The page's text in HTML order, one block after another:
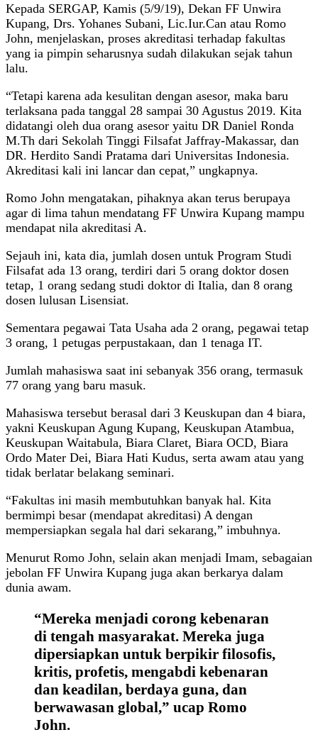
Kepada SERGAP, Kamis (5/9/19), Dekan FF Unwira
Kupang, Drs. Yohanes Subani, Lic.Iur.Can atau Romo
John, menjelaskan, proses akreditasi terhadap fakultas
yang ia pimpin seharusnya sudah dilakukan sejak tahun
lalu.
“Tetapi karena ada kesulitan dengan asesor, maka baru
terlaksana pada tanggal 28 sampai 30 Agustus 2019. Kita
didatangi oleh dua orang asesor yaitu DR Daniel Ronda
M.Th dari Sekolah Tinggi Filsafat Jaffray-Makassar, dan
DR. Herdito Sandi Pratama dari Universitas Indonesia.
Akreditasi kali ini lancar dan cepat,” ungkapnya.
Romo John mengatakan, pihaknya akan terus berupaya
agar di lima tahun mendatang FF Unwira Kupang mampu
mendapat nila akreditasi A.
Sejauh ini, kata dia, jumlah dosen untuk Program Studi
Filsafat ada 13 orang, terdiri dari 5 orang doktor dosen
tetap, 1 orang sedang studi doktor di Italia, dan 8 orang
dosen lulusan Lisensiat.
Sementara pegawai Tata Usaha ada 2 orang, pegawai tetap
3 orang, 1 petugas perpustakaan, dan 1 tenaga IT.
Jumlah mahasiswa saat ini sebanyak 356 orang, termasuk
77 orang yang baru masuk.
Mahasiswa tersebut berasal dari 3 Keuskupan dan 4 biara,
yakni Keuskupan Agung Kupang, Keuskupan Atambua,
Keuskupan Waitabula, Biara Claret, Biara OCD, Biara
Ordo Mater Dei, Biara Hati Kudus, serta awam atau yang
tidak berlatar belakang seminari.
“Fakultas ini masih membutuhkan banyak hal. Kita
bermimpi besar (mendapat akreditasi) A dengan
mempersiapkan segala hal dari sekarang,” imbuhnya.
Menurut Romo John, selain akan menjadi Imam, sebagaian
jebolan FF Unwira Kupang juga akan berkarya dalam
dunia awam.
“Mereka menjadi corong kebenaran
di tengah masyarakat. Mereka juga
dipersiapkan untuk berpikir filosofis,
kritis, profetis, mengabdi kebenaran
dan keadilan, berdaya guna, dan
berwawasan global,” ucap Romo
John.